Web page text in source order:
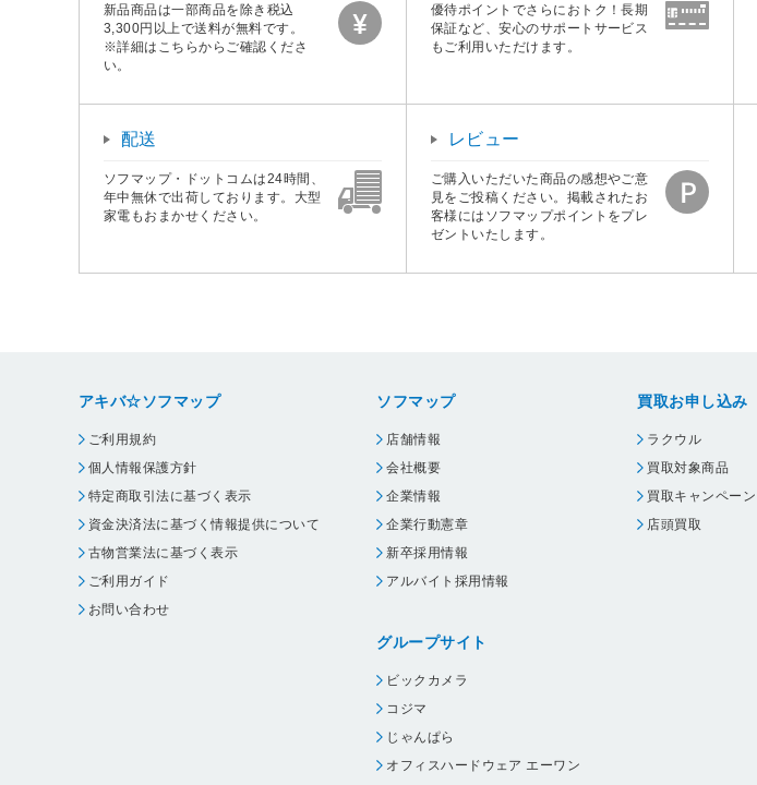
新品商品は一部商品を除き税込
3,300円以上で送料が無料です。
※詳細はこちらからご確認くださ
い。
優待ポイントでさらにおトク！長期
保証など、安心のサポートサービス
もご利用いただけます。
配送
ソフマップ・ドットコムは24時間、
年中無休で出荷しております。大型
家電もおまかせください。
レビュー
ご購入いただいた商品の感想やご意
見をご投稿ください。掲載されたお
客様にはソフマップポイントをプレ
ゼントいたします。
アキバ☆ソフマップ
ご利用規約
個人情報保護方針
特定商取引法に基づく表示
資金決済法に基づく情報提供について
古物営業法に基づく表示
ご利用ガイド
お問い合わせ
ソフマップ
店舗情報
会社概要
企業情報
企業行動憲章
新卒採用情報
アルバイト採用情報
グループサイト
ビックカメラ
コジマ
じゃんぱら
オフィスハードウェア エーワン
買取お申し込み
ラクウル
買取対象商品
買取キャンペーン
店頭買取